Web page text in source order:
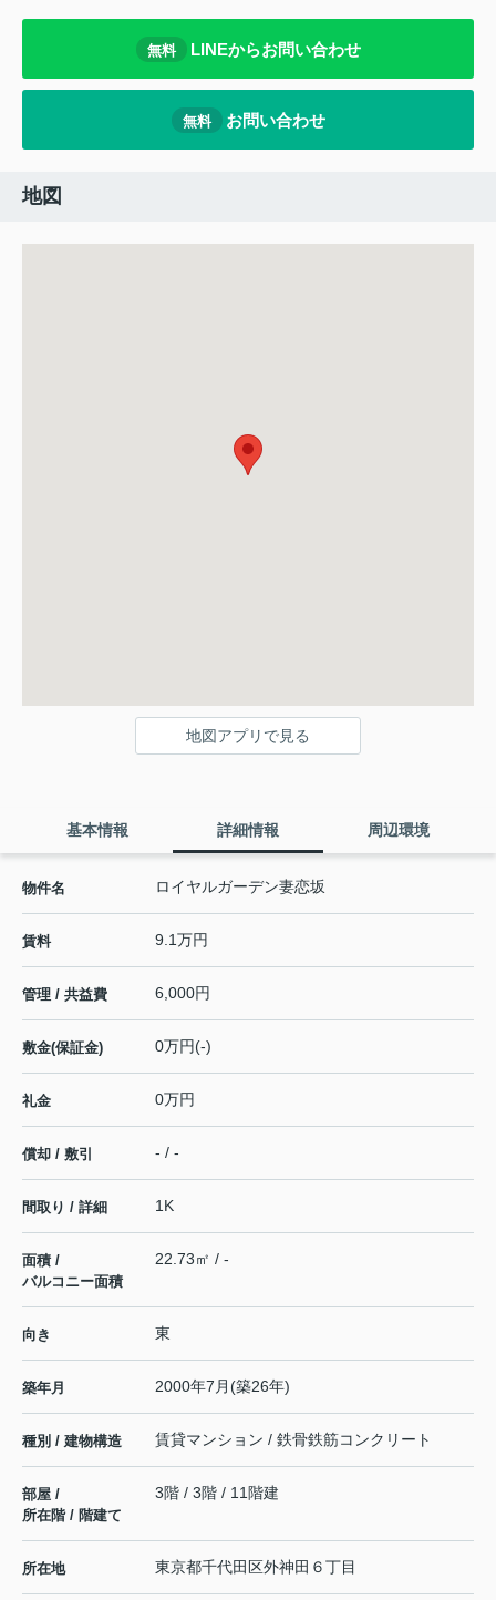
無料 LINEからお問い合わせ
無料 お問い合わせ
地図
地図アプリで見る
基本情報 詳細情報 周辺環境
物件名 ロイヤルガーデン妻恋坂
賃料 9.1万円
管理 / 共益費 6,000円
敷金(保証金) 0万円(-)
礼金 0万円
償却 / 敷引 - / -
間取り / 詳細 1K
面積 /
バルコニー面積
22.73㎡ / -
向き 東
築年月 2000年7月(築26年)
種別 / 建物構造 賃貸マンション / 鉄骨鉄筋コンクリート
部屋 /
所在階 / 階建て
3階 / 3階 / 11階建
所在地 東京都千代田区外神田 ６丁目